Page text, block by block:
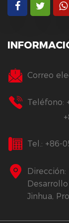
Correo
Teléfono:
Tel.: +86-
Dirección:
Jinhua,